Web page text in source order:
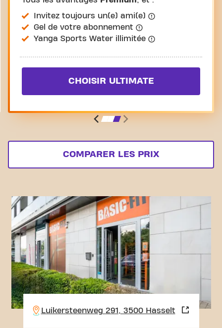
Invitez toujours un(e) ami(e)
Gel de votre abonnement
Yanga Sports Water illimitée
CHOISIR ULTIMATE
COMPARER LES PRIX
Luikersteenweg 291, 3500 Hasselt